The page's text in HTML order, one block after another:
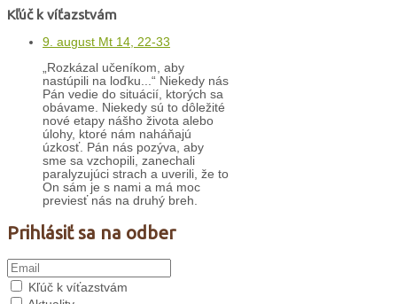
Kľúč k víťazstvám
9. august Mt 14, 22-33
„Rozkázal učeníkom, aby
nastúpili na loďku...“ Niekedy nás
Pán vedie do situácií, ktorých sa
obávame. Niekedy sú to dôležité
nové etapy nášho života alebo
úlohy, ktoré nám naháňajú
úzkosť. Pán nás pozýva, aby
sme sa vzchopili, zanechali
paralyzujúci strach a uverili, že to
On sám je s nami a má moc
previesť nás na druhý breh.
Prihlásiť sa na odber
Kľúč k víťazstvám